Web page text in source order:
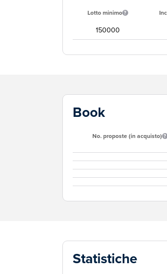
Lotto minimo
150000
Book
No. proposte (in acquisto)
Statistiche